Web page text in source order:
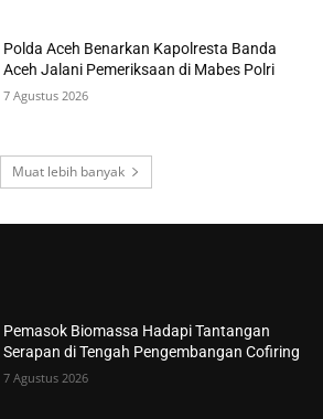
Polda Aceh Benarkan Kapolresta Banda
Aceh Jalani Pemeriksaan di Mabes Polri
7 Agustus 2026
Muat lebih banyak
Pemasok Biomassa Hadapi Tantangan
Serapan di Tengah Pengembangan Cofiring
7 Agustus 2026